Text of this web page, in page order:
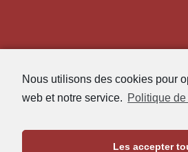
Nous utilisons des cookies pour
web et notre service. Politique
Les accepter
Politique de cookies (UE)